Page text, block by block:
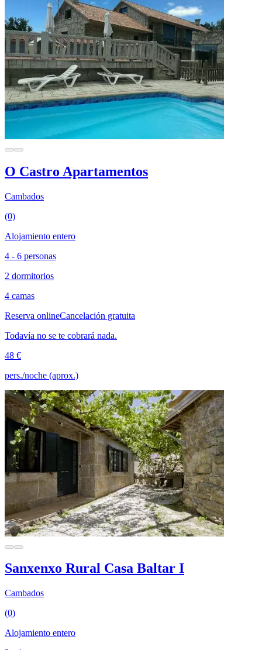
O Castro Apartamentos
Cambados
(0)
Alojamiento entero
4 - 6 personas
2 dormitorios
4 camas
Reserva onlineCancelación gratuita
Todavía no se te cobrará nada.
48 €
pers./noche (aprox.)
Sanxenxo Rural Casa Baltar I
Cambados
(0)
Alojamiento entero